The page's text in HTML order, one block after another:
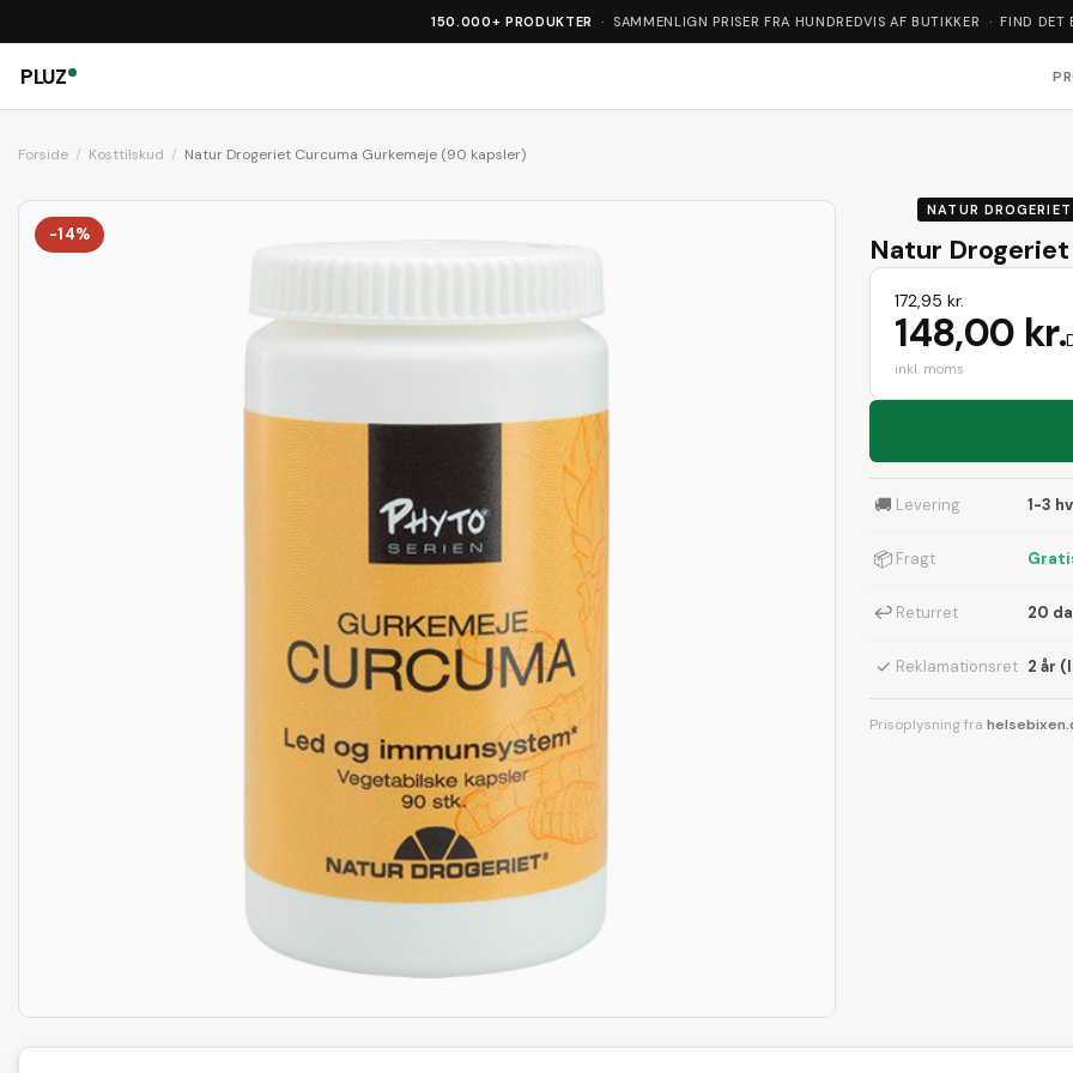
150.000+ PRODUKTER · SAMMENLIGN PRISER FRA HUNDREDVIS AF BUTIKKER · FIND DET
PLUZ
Forside Kosttilskud Natur Drogeriet Curcuma Gurkemeje (90 kapsler)
-14%
NATUR DROGERIET
Natur
172,95 kr.
148,00 kr.
inkl. moms
🚚 Levering 1-3
📦 Fragt
↩ Returret 20
✓ Reklamationsret 2 år
Prisoplysning fra